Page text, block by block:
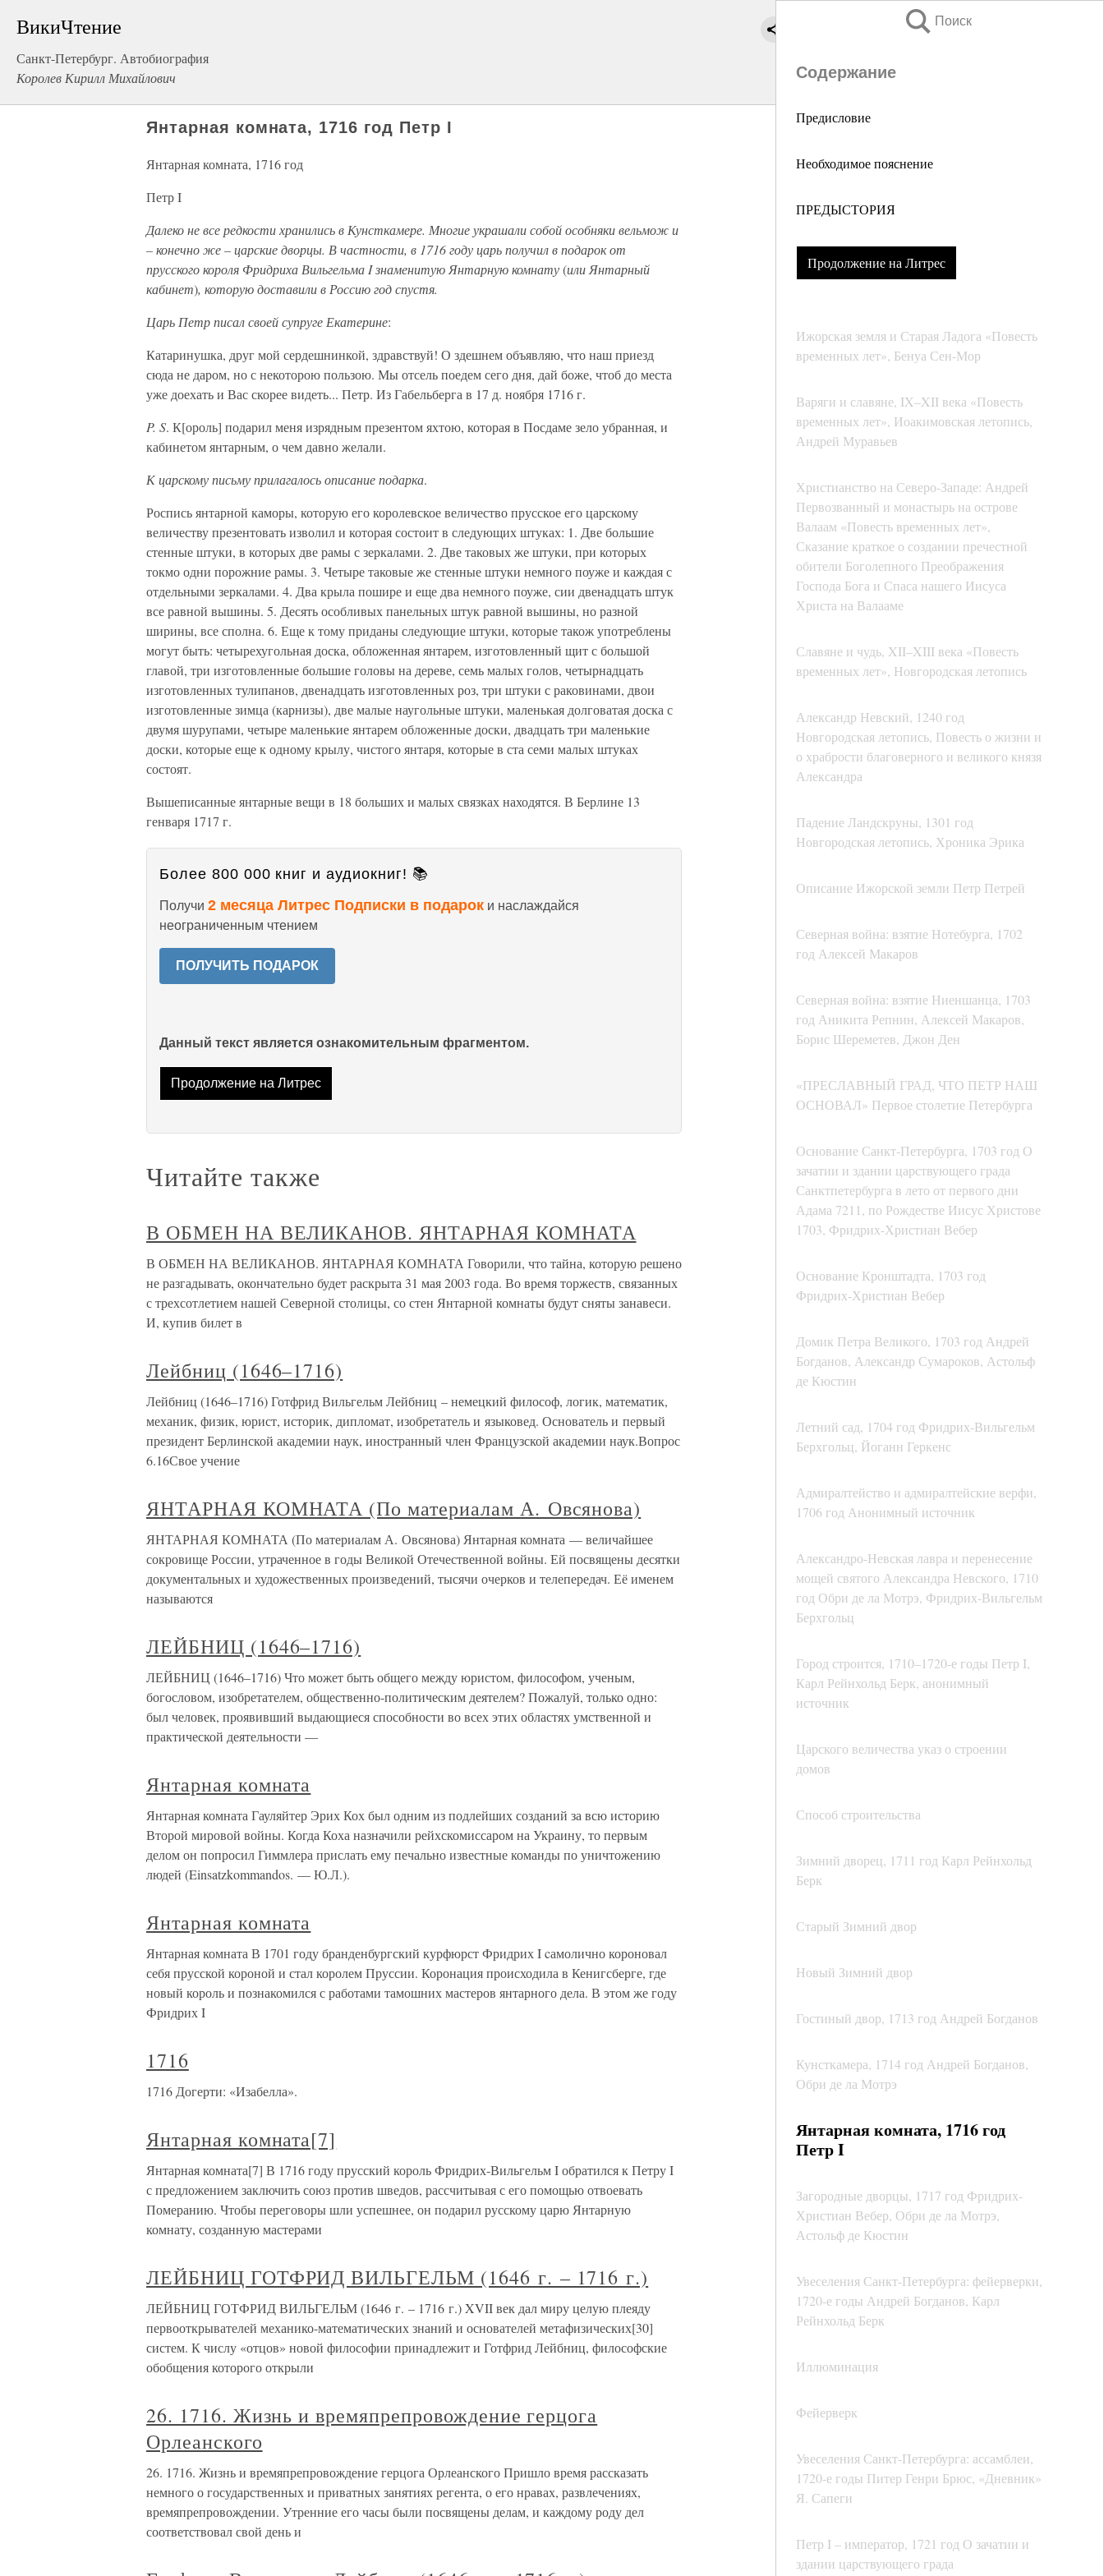
ВикиЧтение
Санкт-Петербург. Автобиография
Королев Кирилл Михайлович
Поиск
Содержание
Предисловие
Необходимое пояснение
ПРЕДЫСТОРИЯ
Продолжение на Литрес
Ижорская земля и Старая Ладога «Повесть
временных лет», Бенуа Сен-Мор
Варяги и славяне, IX–XII века «Повесть
временных лет», Иоакимовская летопись,
Андрей Муравьев
Христианство на Северо-Западе: Андрей
Первозванный и монастырь на острове
Валаам «Повесть временных лет»,
Сказание краткое о создании пречестной
обители Боголепного Преображения
Господа Бога и Спаса нашего Иисуса
Христа на Валааме
Славяне и чудь, XII–XIII века «Повесть
временных лет», Новгородская летопись
Александр Невский, 1240 год
Новгородская летопись, Повесть о жизни и
о храбрости благоверного и великого князя
Александра
Падение Ландскруны, 1301 год
Новгородская летопись, Хроника Эрика
Описание Ижорской земли Петр Петрей
Северная война: взятие Нотебурга, 1702
год Алексей Макаров
Северная война: взятие Ниеншанца, 1703
год Аникита Репнин, Алексей Макаров,
Борис Шереметев, Джон Ден
«ПРЕСЛАВНЫЙ ГРАД, ЧТО ПЕТР НАШ
ОСНОВАЛ» Первое столетие Петербурга
Основание Санкт-Петербурга, 1703 год О
зачатии и здании царствующего града
Санктпетербурга в лето от первого дни
Адама 7211, по Рождестве Иисус Христове
1703, Фридрих-Христиан Вебер
Основание Кронштадта, 1703 год
Фридрих-Христиан Вебер
Домик Петра Великого, 1703 год Андрей
Богданов, Александр Сумароков, Астольф
де Кюстин
Летний сад, 1704 год Фридрих-Вильгельм
Берхгольц, Йоганн Геркенс
Адмиралтейство и адмиралтейские верфи,
1706 год Анонимный источник
Александро-Невская лавра и перенесение
мощей святого Александра Невского, 1710
год Обри де ла Мотрэ, Фридрих-Вильгельм
Берхгольц
Город строится, 1710–1720-е годы Петр I,
Карл Рейнхольд Берк, анонимный
источник
Царского величества указ о строении
домов
Способ строительства
Зимний дворец, 1711 год Карл Рейнхольд
Берк
Старый Зимний двор
Новый Зимний двор
Гостиный двор, 1713 год Андрей Богданов
Кунсткамера, 1714 год Андрей Богданов,
Обри де ла Мотрэ
Янтарная комната, 1716 год
Петр I
Загородные дворцы, 1717 год Фридрих-
Христиан Вебер, Обри де ла Мотрэ,
Астольф де Кюстин
Увеселения Санкт-Петербурга: фейерверки,
1720-е годы Андрей Богданов, Карл
Рейнхольд Берк
Иллюминация
Фейерверк
Увеселения Санкт-Петербурга: ассамблеи,
1720-е годы Питер Генри Брюс, «Дневник»
Я. Сапеги
Петр I – император, 1721 год О зачатии и
здании царствующего града
Янтарная комната, 1716 год Петр I
Янтарная комната, 1716 год
Петр I
Далеко не все редкости хранились в Кунсткамере. Многие украшали собой особняки вельмож и
– конечно же – царские дворцы. В частности, в 1716 году царь получил в подарок от
прусского короля Фридриха Вильгельма I знаменитую Янтарную комнату(или Янтарный
кабинет), которую доставили в Россию год спустя.
Царь Петр писал своей супруге Екатерине:
Катаринушка, друг мой сердешнинкой, здравствуй! О здешнем объявляю, что наш приезд
сюда не даром, но с некоторою пользою. Мы отсель поедем сего дня, дай боже, чтоб до места
уже доехать и Вас скорее видеть... Петр. Из Габельберга в 17 д. ноября 1716 г.
P. S. К[ороль] подарил меня изрядным презентом яхтою, которая в Посдаме зело убранная, и
кабинетом янтарным, о чем давно желали.
К царскому письму прилагалось описание подарка.
Роспись янтарной каморы, которую его королевское величество прусское его царскому
величеству презентовать изволил и которая состоит в следующих штуках: 1. Две большие
стенные штуки, в которых две рамы с зеркалами. 2. Две таковых же штуки, при которых
токмо одни порожние рамы. 3. Четыре таковые же стенные штуки немного поуже и каждая с
отдельными зеркалами. 4. Два крыла пошире и еще два немного поуже, сии двенадцать штук
все равной вышины. 5. Десять особливых панельных штук равной вышины, но разной
ширины, все сполна. 6. Еще к тому приданы следующие штуки, которые також употреблены
могут быть: четырехугольная доска, обложенная янтарем, изготовленный щит с большой
главой, три изготовленные большие головы на дереве, семь малых голов, четырнадцать
изготовленных тулипанов, двенадцать изготовленных роз, три штуки с раковинами, двои
изготовленные зимца (карнизы), две малые наугольные штуки, маленькая долговатая доска с
двумя шурупами, четыре маленькие янтарем обложенные доски, двадцать три маленькие
доски, которые еще к одному крылу, чистого янтаря, которые в ста семи малых штуках
состоят.
Вышеписанные янтарные вещи в 18 больших и малых связках находятся. В Берлине 13
генваря 1717 г.
Более 800 000 книг и аудиокниг! 📚
Получи 2 месяца Литрес Подписки в подарок и наслаждайся
неограниченным чтением
ПОЛУЧИТЬ ПОДАРОК
Данный текст является ознакомительным фрагментом.
Продолжение на Литрес
Читайте также
В ОБМЕН НА ВЕЛИКАНОВ. ЯНТАРНАЯ КОМНАТА
В ОБМЕН НА ВЕЛИКАНОВ. ЯНТАРНАЯ КОМНАТА Говорили, что тайна, которую решено
не разгадывать, окончательно будет раскрыта 31 мая 2003 года. Во время торжеств, связанных
с трехсотлетием нашей Северной столицы, со стен Янтарной комнаты будут сняты занавеси.
И, купив билет в
Лейбниц (1646–1716)
Лейбниц (1646–1716) Готфрид Вильгельм Лейбниц – немецкий философ, логик, математик,
механик, физик, юрист, историк, дипломат, изобретатель и языковед. Основатель и первый
президент Берлинской академии наук, иностранный член Французской академии наук.Вопрос
6.16Свое учение
ЯНТАРНАЯ КОМНАТА (По материалам А. Овсянова)
ЯНТАРНАЯ КОМНАТА (По материалам А. Овсянова) Янтарная комната — величайшее
сокровище России, утраченное в годы Великой Отечественной войны. Ей посвящены десятки
документальных и художественных произведений, тысячи очерков и телепередач. Её именем
называются
ЛЕЙБНИЦ (1646–1716)
ЛЕЙБНИЦ (1646–1716) Что может быть общего между юристом, философом, ученым,
богословом, изобретателем, общественно-политическим деятелем? Пожалуй, только одно:
был человек, проявивший выдающиеся способности во всех этих областях умственной и
практической деятельности —
Янтарная комната
Янтарная комната Гауляйтер Эрих Кох был одним из подлейших созданий за всю историю
Второй мировой войны. Когда Коха назначили рейхскомиссаром на Украину, то первым
делом он попросил Гиммлера прислать ему печально известные команды по уничтожению
людей (Einsatzkommandos. — Ю.Л.).
Янтарная комната
Янтарная комната В 1701 году бранденбургский курфюрст Фридрих I cамолично короновал
себя прусской короной и стал королем Пруссии. Коронация происходила в Кенигсберге, где
новый король и познакомился с работами тамошних мастеров янтарного дела. В этом же году
Фридрих I
1716
1716 Догерти: «Изабелла».
Янтарная комната[7]
Янтарная комната[7] В 1716 году прусский король Фридрих-Вильгельм I обратился к Петру I
с предложением заключить союз против шведов, рассчитывая с его помощью отвоевать
Померанию. Чтобы переговоры шли успешнее, он подарил русскому царю Янтарную
комнату, созданную мастерами
ЛЕЙБНИЦ ГОТФРИД ВИЛЬГЕЛЬМ (1646 г. – 1716 г.)
ЛЕЙБНИЦ ГОТФРИД ВИЛЬГЕЛЬМ (1646 г. – 1716 г.) XVII век дал миру целую плеяду
первооткрывателей механико-математических знаний и основателей метафизических[30]
систем. К числу «отцов» новой философии принадлежит и Готфрид Лейбниц, философские
обобщения которого открыли
26. 1716. Жизнь и времяпрепровождение герцога
Орлеанского
26. 1716. Жизнь и времяпрепровождение герцога Орлеанского Пришло время рассказать
немного о государственных и приватных занятиях регента, о его нравах, развлечениях,
времяпрепровождении. Утренние его часы были посвящены делам, и каждому роду дел
соответствовал свой день и